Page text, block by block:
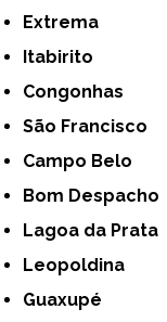
Extrema
Itabirito
Congonhas
São Francisco
Campo Belo
Bom Despacho
Lagoa da Prata
Leopoldina
Guaxupé